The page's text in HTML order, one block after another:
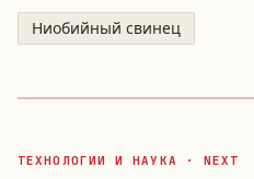
Ниобийный свинец
ТЕХНОЛОГИИ И НАУКА · NEXT